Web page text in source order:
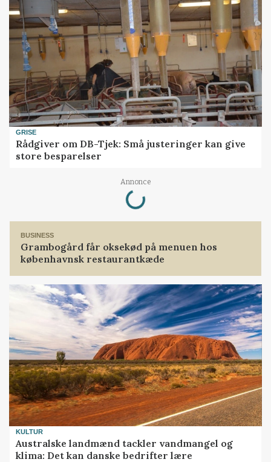
GRISE
Rådgiver om DB-Tjek: Små justeringer kan give
store besparelser
Annonce
Loading...
BUSINESS
Grambogård får oksekød på menuen hos
københavnsk restaurantkæde
KULTUR
Australske landmænd tackler vandmangel og
klima: Det kan danske bedrifter lære